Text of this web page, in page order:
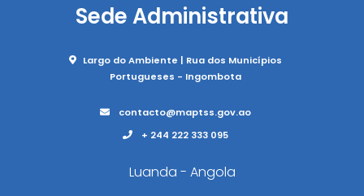
Sede Administrativa
Largo do Ambiente | Rua dos Municípios
Portugueses - Ingombota
contacto@maptss.gov.ao
+ 244 222 333 095
Luanda - Angola